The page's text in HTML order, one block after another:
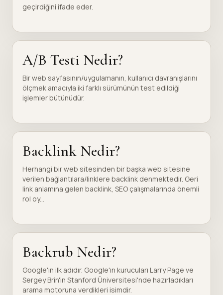
geçirdiğini ifade eder.
A/B Testi Nedir?
Bir web sayfasının/uygulamanın, kullanıcı davranışlarını
ölçmek amacıyla iki farklı sürümünün test edildiği
işlemler bütünüdür.
Backlink Nedir?
Herhangi bir web sitesinden bir başka web sitesine
verilen bağlantılara/linklere backlink denmektedir. Geri
link anlamına gelen backlink, SEO çalışmalarında önemli
rol oy...
Backrub Nedir?
Google'ın ilk adıdır. Google'ın kurucuları Larry Page ve
Sergey Brin'in Stanford Üniversitesi'nde hazırladıkları
arama motoruna verdikleri isimdir.